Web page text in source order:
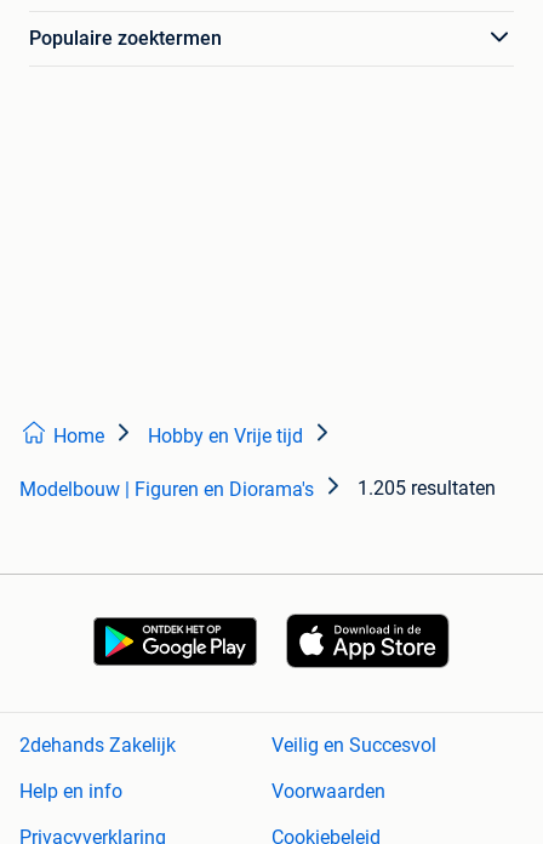
Populaire zoektermen
Home Hobby en Vrije tijd
Modelbouw | Figuren en Diorama's 1.205 resultaten
2dehands Zakelijk
Veilig en Succesvol
Help en info
Voorwaarden
Privacyverklaring
Cookiebeleid